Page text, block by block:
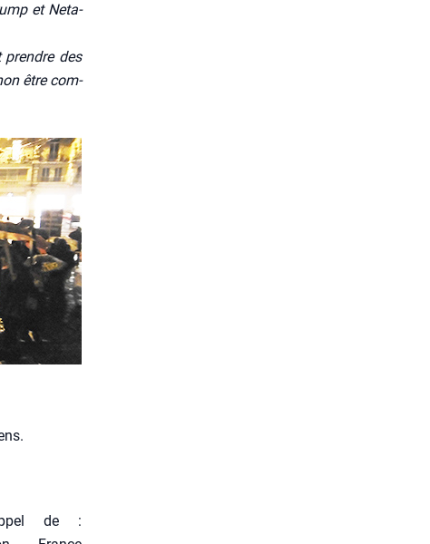
et Neta­
prendre des
être com­
de :